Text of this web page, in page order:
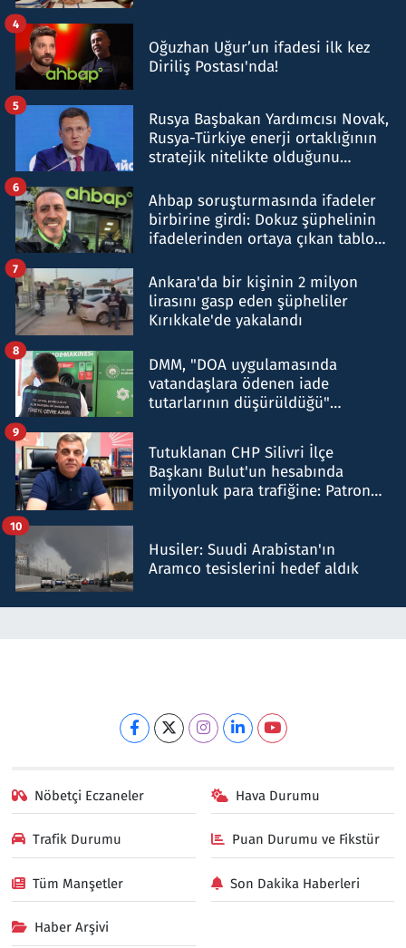
Oğuzhan Uğur’un ifadesi ilk kez
Diriliş Postası'nda!
4
Rusya Başbakan Yardımcısı Novak,
Rusya-Türkiye enerji ortaklığının
stratejik nitelikte olduğunu
5
Ahbap soruşturmasında ifadeler
birbirine girdi: Dokuz şüphelinin
ifadelerinden ortaya çıkan tablo
6
Ankara'da bir kişinin 2 milyon
lirasını gasp eden şüpheliler
Kırıkkale'de yakalandı
7
DMM, "DOA uygulamasında
vatandaşlara ödenen iade
tutarlarının düşürüldüğü"
8
Tutuklanan CHP Silivri İlçe
Başkanı Bulut'un hesabında
milyonluk para trafiğine: Patron
9
Husiler: Suudi Arabistan'ın
Aramco tesislerini hedef aldık
10
Nöbetçi Eczaneler Hava Durumu
Trafik Durumu Puan Durumu ve Fikstür
Tüm Manşetler Son Dakika Haberleri
Haber Arşivi